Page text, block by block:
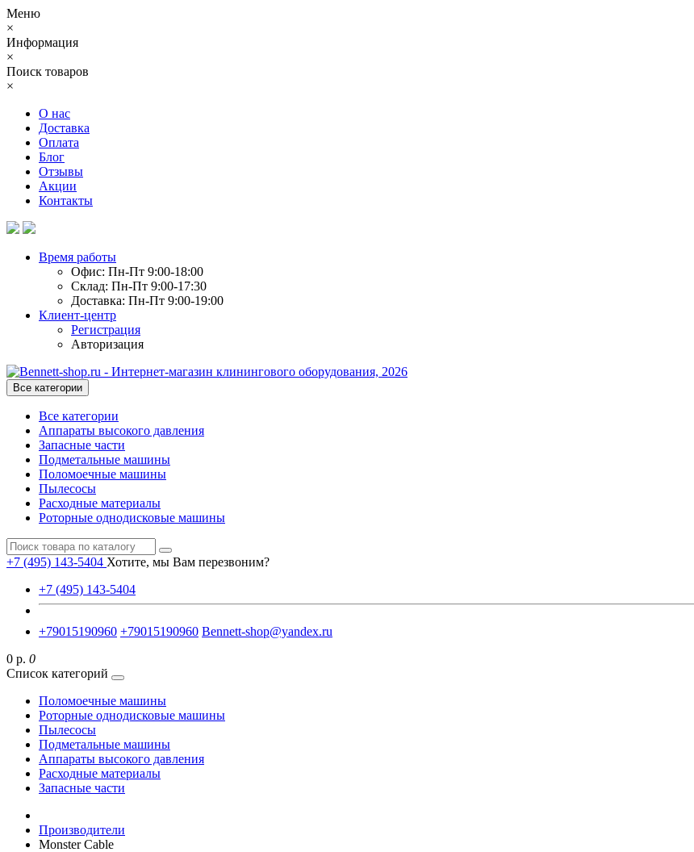
Меню
×
Информация
×
Поиск товаров
×
О нас
Доставка
Оплата
Блог
Отзывы
Акции
Контакты
Время работы
Офис: Пн-Пт 9:00-18:00
Склад: Пн-Пт 9:00-17:30
Доставка: Пн-Пт 9:00-19:00
Клиент-центр
Регистрация
Авторизация
Все категории
Все категории
Аппараты высокого давления
Запасные части
Подметальные машины
Поломоечные машины
Пылесосы
Расходные материалы
Роторные однодисковые машины
+7 (495) 143-5404 Хотите, мы Вам перезвоним?
+7 (495) 143-5404
+79015190960 +79015190960 Bennett-shop@yandex.ru
0 р. 0
Список категорий
Поломоечные машины
Роторные однодисковые машины
Пылесосы
Подметальные машины
Аппараты высокого давления
Расходные материалы
Запасные части
Производители
Monster Cable